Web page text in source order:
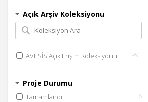
Açık Arşiv Koleksiyonu
AVESİS Açık Erişim Koleksiyonu 199
Proje Durumu
Tamamlandı 6